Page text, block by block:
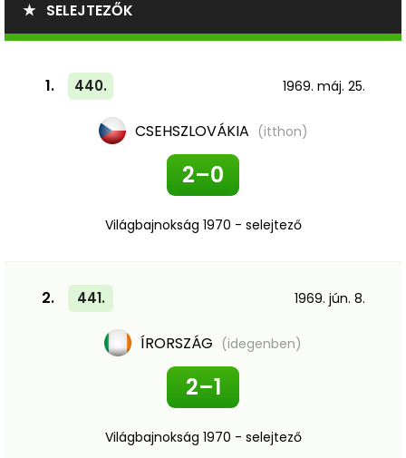
★ SELEJTEZŐK
1. 440. 1969. máj. 25.
CSEHSZLOVÁKIA (itthon)
2–0
Világbajnokság 1970 - selejtező
2. 441. 1969. jún. 8.
ÍRORSZÁG (idegenben)
2–1
Világbajnokság 1970 - selejtező